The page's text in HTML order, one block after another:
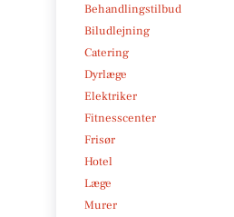
Behandlingstilbud
Biludlejning
Catering
Dyrlæge
Elektriker
Fitnesscenter
Frisør
Hotel
Læge
Murer